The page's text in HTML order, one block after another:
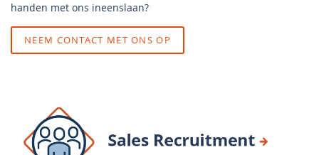
handen met ons ineenslaan?
NEEM CONTACT MET ONS OP